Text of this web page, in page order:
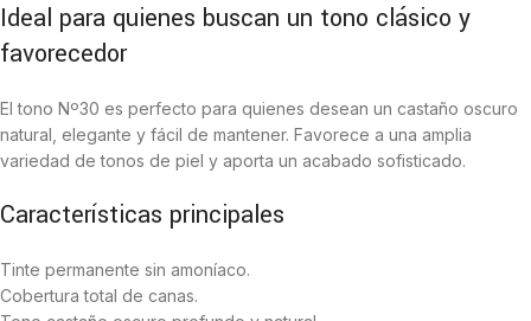
Ideal para quienes buscan un tono clásico y
favorecedor
El tono Nº30 es perfecto para quienes desean un castaño oscuro
natural, elegante y fácil de mantener. Favorece a una amplia
variedad de tonos de piel y aporta un acabado sofisticado.
Características principales
Tinte permanente sin amoníaco.
Cobertura total de canas.